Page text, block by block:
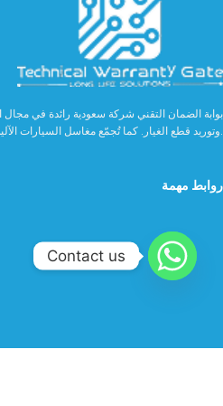
بوابة الضمان التقني شركة سعودية رائدة في مجال
وتوريد قطع الغيار. كما تُجمّع مغاسل السيارات الآلية، وتُقدّم حلولاً مبتكرة وعالية الجودة.
روابط مهمة
Contact us